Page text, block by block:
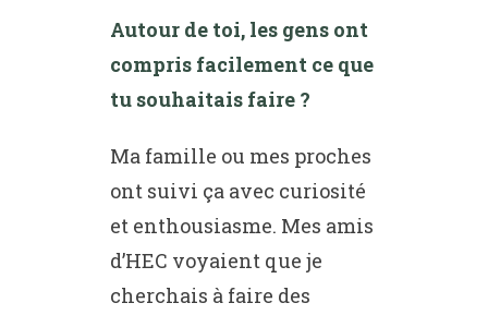
Autour de toi, les gens ont
compris facilement ce que
tu souhaitais faire ?
Ma famille ou mes proches
ont suivi ça avec curiosité
et enthousiasme. Mes amis
d’HEC voyaient que je
cherchais à faire des